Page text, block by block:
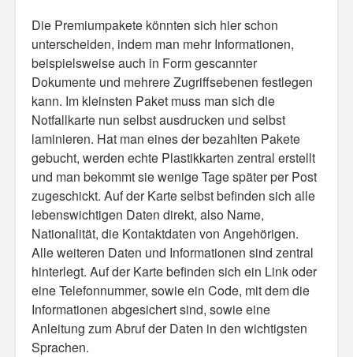
Die Premiumpakete könnten sich hier schon
unterscheiden, indem man mehr Informationen,
beispielsweise auch in Form gescannter
Dokumente und mehrere Zugriffsebenen festlegen
kann. Im kleinsten Paket muss man sich die
Notfallkarte nun selbst ausdrucken und selbst
laminieren. Hat man eines der bezahlten Pakete
gebucht, werden echte Plastikkarten zentral erstellt
und man bekommt sie wenige Tage später per Post
zugeschickt. Auf der Karte selbst befinden sich alle
lebenswichtigen Daten direkt, also Name,
Nationalität, die Kontaktdaten von Angehörigen.
Alle weiteren Daten und Informationen sind zentral
hinterlegt. Auf der Karte befinden sich ein Link oder
eine Telefonnummer, sowie ein Code, mit dem die
Informationen abgesichert sind, sowie eine
Anleitung zum Abruf der Daten in den wichtigsten
Sprachen.